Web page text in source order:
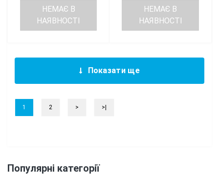
НЕМАЄ В
НАЯВНОСТІ
НЕМАЄ В
НАЯВНОСТІ
Показати ще
1 2 > >|
Популярні категорії